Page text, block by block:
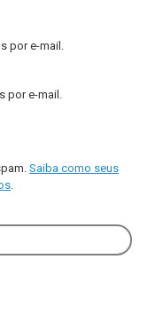
por e-mail.
e-mail.
Saiba como seus